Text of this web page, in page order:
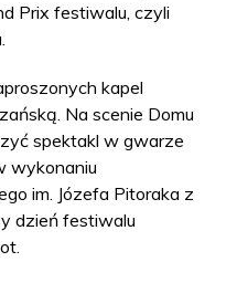
Prix festiwalu, czyli
kapel
Na scenie Domu
spektakl w gwarze
wykonaniu
im. Józefa Pitoraka z
dzień festiwalu